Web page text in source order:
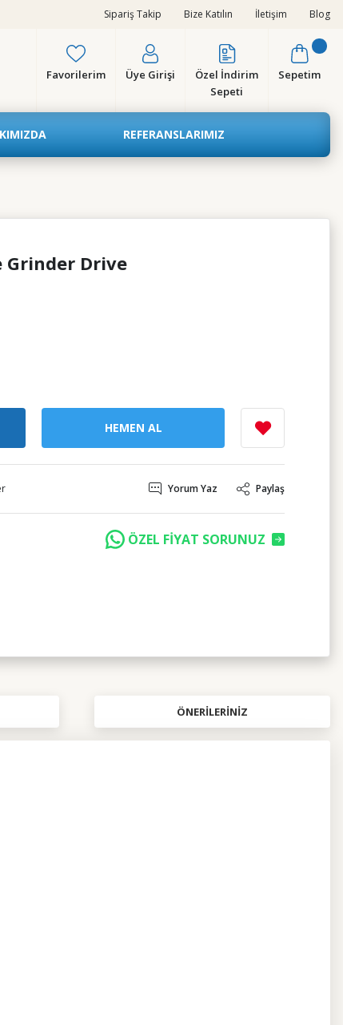
Sipariş Takip Bize Katılın İletişim Blog
Favorilerim Üye Girişi
Özel İndirim
Sepeti
Sepetim
REFERANSLARIMIZ
Grinder Drive
HEMEN AL
Yorum Yaz Paylaş
ÖZEL FİYAT SORUNUZ
ÖNERILERINIZ